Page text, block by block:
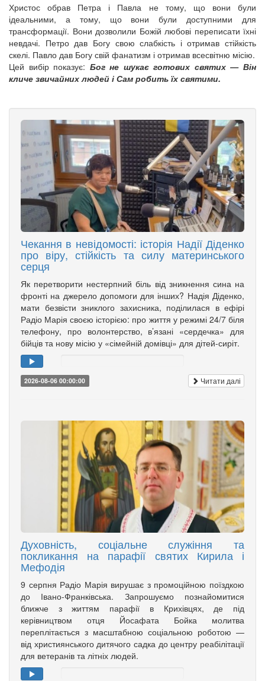
Христос обрав Петра і Павла не тому, що вони були
ідеальними, а тому, що вони були доступними для
трансформації. Вони дозволили Божій любові переписати їхні
невдачі. Петро дав Богу свою слабкість і отримав стійкість
скелі. Павло дав Богу свій фанатизм і отримав всесвітню місію.
Цей вибір показує: Бог не шукає готових святих — Він
кличе звичайних людей і Сам робить їх святими.
Чекання в невідомості: історія Надії Діденко
про віру, стійкість та силу материнського
серця
Як перетворити нестерпний біль від зникнення сина на
фронті на джерело допомоги для інших? Надія Діденко,
мати безвісти зниклого захисника, поділилася в ефірі
Радіо Марія своєю історією: про життя у режимі 24/7 біля
телефону, про волонтерство, в’язані «сердечка» для
бійців та нову місію у «сімейній домівці» для дітей-сиріт.
2026-08-06 00:00:00 Читати далі
Духовність, соціальне служіння та
покликання на парафії святих Кирила і
Мефодія
9 серпня Радіо Марія вирушає з промоційною поїздкою
до Івано-Франківська. Запрошуємо познайомитися
ближче з життям парафії в Крихівцях, де під
керівництвом отця Йосафата Бойка молитва
переплітається з масштабною соціальною роботою —
від християнського дитячого садка до центру реабілітації
для ветеранів та літніх людей.